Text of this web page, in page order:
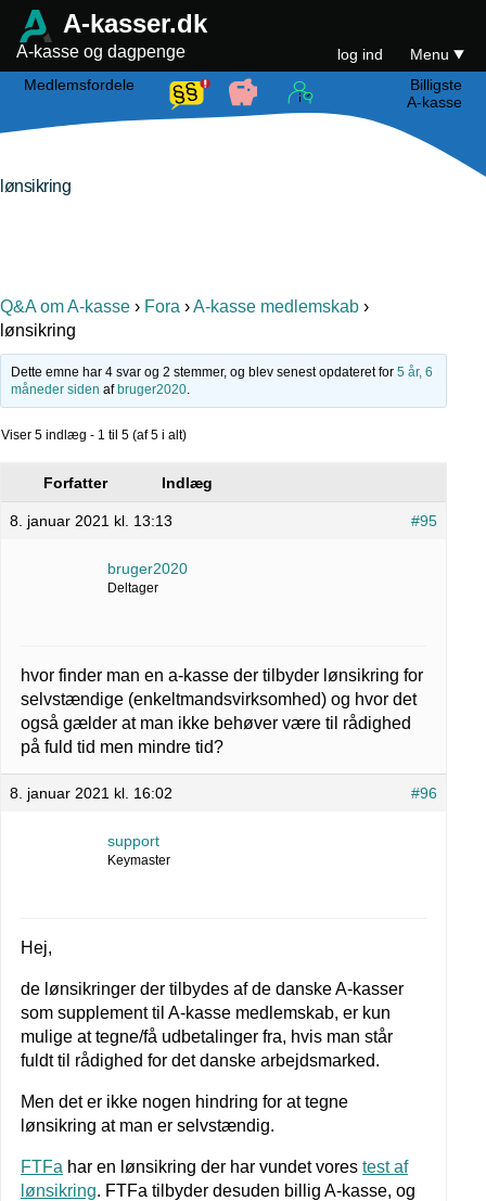
A-kasser.dk
A-kasse og dagpenge log ind
Menu
Medlemsfordele
Billigste
A-kasse
lønsikring
Q&A om A-kasse › Fora ›A-kasse medlemskab ›
lønsikring
Dette emne har 4 svar og 2 stemmer, og blev senest opdateret for5 år, 6
måneder siden af bruger2020.
Viser 5 indlæg - 1 til 5 (af 5 i alt)
Forfatter Indlæg
8. januar 2021 kl. 13:13 #95
bruger2020
Deltager
hvor finder man en a-kasse der tilbyder lønsikring for
selvstændige (enkeltmandsvirksomhed) og hvor det
også gælder at man ikke behøver være til rådighed
på fuld tid men mindre tid?
8. januar 2021 kl. 16:02 #96
support
Keymaster
Hej,
de lønsikringer der tilbydes af de danske A-kasser
som supplement til A-kasse medlemskab, er kun
mulige at tegne/få udbetalinger fra, hvis man står
fuldt til rådighed for det danske arbejdsmarked.
Men det er ikke nogen hindring for at tegne
lønsikring at man er selvstændig.
FTFa har en lønsikring der har vundet vores test af
lønsikring. FTFa tilbyder desuden billig A-kasse, og